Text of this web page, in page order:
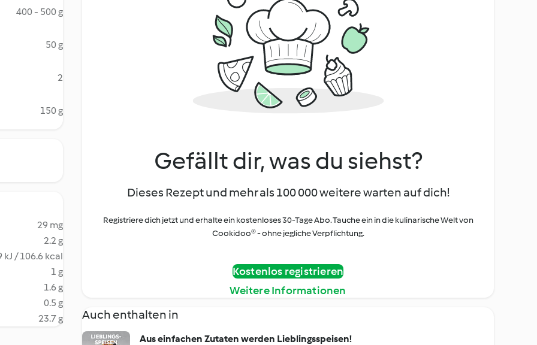
400 - 500 g
50 g
2
150 g
29 mg
2.2 g
kJ / 106.6 kcal
1 g
1.6 g
0.5 g
23.7 g
Gefällt dir, was du siehst?
Dieses Rezept und mehr als 100 000 weitere warten auf dich!
Registriere dich jetzt und erhalte ein kostenloses 30-Tage Abo. Tauche ein in die kulinarische Welt von
Cookidoo® - ohne jegliche Verpflichtung.
Kostenlos registrieren
Weitere Informationen
Auch enthalten in
Aus einfachen Zutaten werden Lieblingsspeisen!